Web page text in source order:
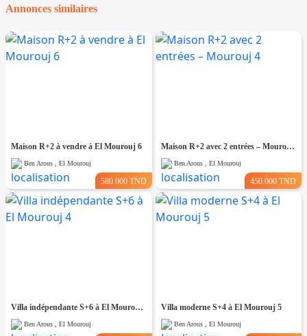
Annonces similaires
Maison R+2 à vendre à El Mourouj 6
Ben Arous , El Mourouj
580.000 TND
Maison R+2 avec 2 entrées – Mourouj 4
Ben Arous , El Mourouj
450.000 TND
Villa indépendante S+6 à El Mourouj 4
Ben Arous , El Mourouj
Villa moderne S+4 à El Mourouj 5
Ben Arous , El Mourouj